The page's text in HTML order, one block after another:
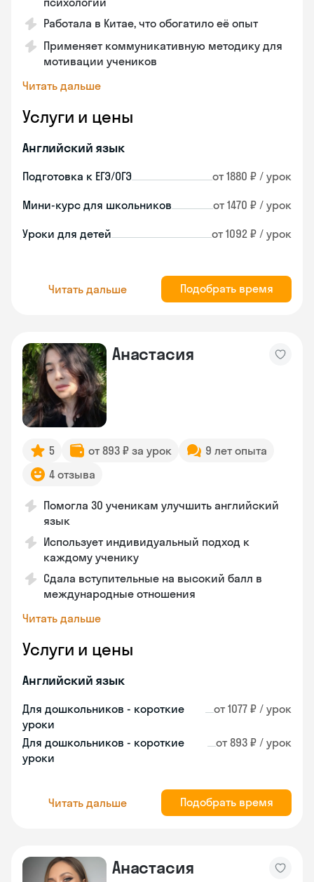
Работала в Китае, что обогатило её опыт
Применяет коммуникативную методику для
мотивации учеников
Читать дальше
Услуги и цены
Английский язык
Подготовка к ЕГЭ/ОГЭ от 1880 ₽ / урок
Мини-курс для школьников от 1470 ₽ / урок
Уроки для детей от 1092 ₽ / урок
Читать дальше Подобрать время
Анастасия
5 от 893 ₽ за урок
9 лет опыта
4 отзыва
Помогла 30 ученикам улучшить английский
язык
Использует индивидуальный подход к
каждому ученику
Сдала вступительные на высокий балл в
международные отношения
Читать дальше
Услуги и цены
Английский язык
Для дошкольников - короткие
уроки
от 1077 ₽ / урок
Для дошкольников - короткие
уроки
от 893 ₽ / урок
Читать дальше Подобрать время
Анастасия